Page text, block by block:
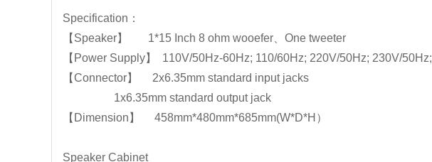
Specification：
【Speaker】 1*15 Inch 8 ohm wooefer、One tweeter
【Power Supply】 110V/50Hz-60Hz; 110/60Hz; 220V/50Hz; 230V/50Hz;
【Connector】 2x6.35mm standard input jacks
1x6.35mm standard output jack
【Dimension】 458mm*480mm*685mm(W*D*H）
Speaker Cabinet